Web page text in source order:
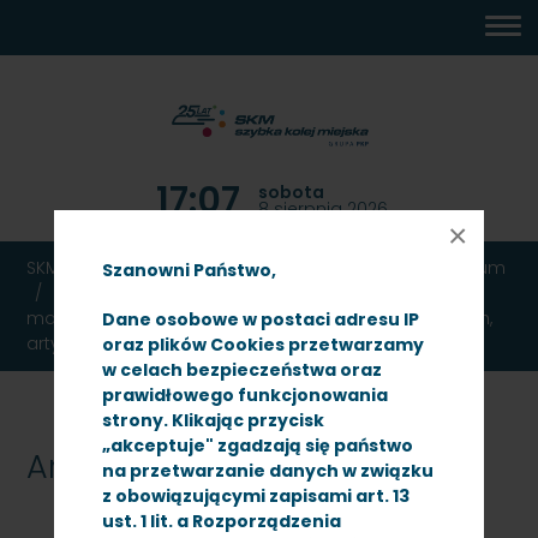
Szanowni Państwo,
Dane osobowe w postaci adresu IP
oraz plików Cookies przetwarzamy
w celach bezpieczeństwa oraz
prawidłowego funkcjonowania
strony. Klikając przycisk
„akceptuje" zgadzają się państwo
na przetwarzanie danych w związku
z obowiązującymi zapisami art. 13
ust. 1 lit. a Rozporządzenia
×
DOSTĘPNOŚCI
17:07 sobota
8 sierpnia 2026
SKM TRÓJMIASTO Ogłoszenia
Archiwum
materiałów eksloatacyjnych do urządzeń drukujących,
artykułów biurowych oraz materiałów do poligrafii
Archiwum